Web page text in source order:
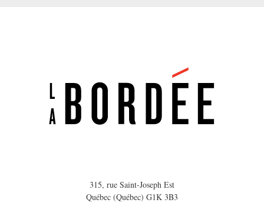
315, rue Saint-Joseph Est
Québec (Québec) G1K 3B3